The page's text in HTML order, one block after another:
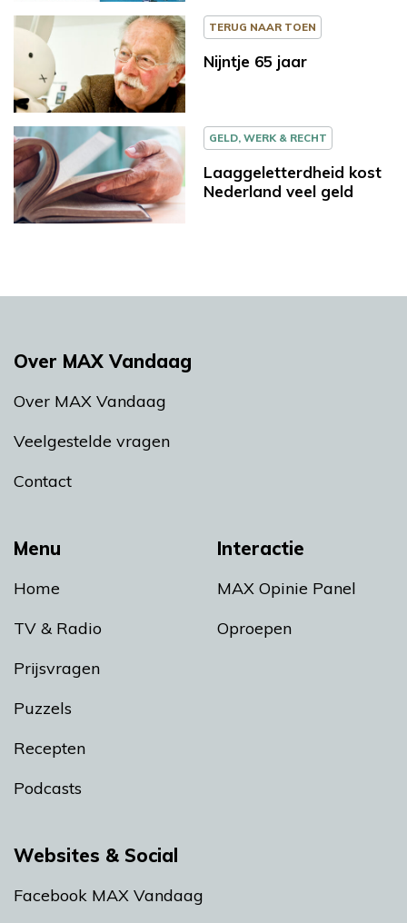
TERUG NAAR TOEN
Nijntje 65 jaar
GELD, WERK & RECHT
Laaggeletterdheid kost
Nederland veel geld
Menu
Home
TV & Radio
Prijsvragen
Puzzels
Recepten
Podcasts
Interactie
MAX Opinie Panel
Oproepen
Over MAX Vandaag
Over MAX Vandaag
Veelgestelde vragen
Contact
Websites & Social
Facebook MAX Vandaag